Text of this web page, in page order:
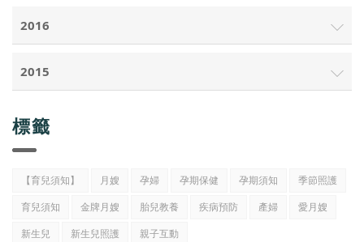
2016
2015
標籤
【育兒須知】 月嫂 孕婦 孕期保健 孕期須知
季節照護
育兒須知
金牌月嫂 胎兒教養 疾病預防 產婦
愛月嫂
新生兒
新生兒照護 親子互動